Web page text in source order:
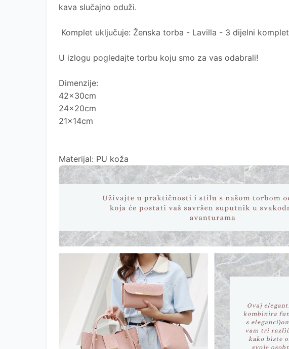
kava slučajno oduži.
Komplet uključuje: Ženska torba - Lavilla - 3 dijelni komplet
U izlogu pogledajte torbu koju smo za vas odabrali!
Dimenzije:
42x30cm
24x20cm
21x14cm
Materijal: PU koža